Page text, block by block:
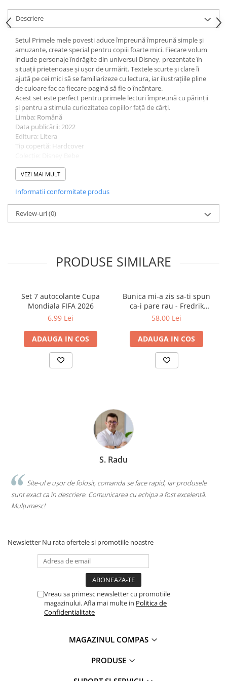
Ghiozdane și rucsacuri
Ghiozdane școlare
Rucsacuri școlare și casual
Ghiozdane pentru grădinită
Trollere pentru copii
Penare
Penare echipate
Penare neechipate
Penare tip etui
Acuarele și pensule școlare
Acuarele școlare și Tempera
Pensule școlare
Pahare și palete pictură
Cărți
Cărți pentru copii
Cărți de colorat
Enciclopedii și atlase pentru copii
Hobby și activități pentru copii
Educație și carte școlară
Metoda Montessori
Culegeri și materiale auxiliare
Caiete de vacanță
Bibliografie școlară
Pregătire Evaluare Națională
Literatură modernă și
contemporană
Thriller și mister
Young adult
Ficțiune erotică
Ficțiune mitologică și istorică
Romane de dragoste
Romane ilustrate
Dezvoltare personală și non-
Biografii și memorii
Descriere
Setul Primele mele povesti aduce împreună împreună simple și
amuzante, create special pentru copiii foarte mici. Fiecare volum
include personaje îndrăgite din universul Disney, prezentate în
situații prietenoase și ușor de urmărit. Textele scurte și clare îi
ajută pe cei mici să se familiarizeze cu lectura, iar ilustrațiile pline
de culoare fac ca fiecare pagină să fie o încântare.
Acest set este perfect pentru primele lecturi împreună cu părinții
și pentru a stimula curiozitatea copiilor față de cărți.
Limba: Română
Data publicării: 2022
Editura: Litera
Tip copertă: Hardcover
Traducători: Oana Neacsu
ISBN: 9786060951162
Vârstă recomandată: 0-2 ani, 2-4 ani
VEZI MAI MULT
Informatii conformitate produs
Review-uri(0)
PRODUSE SIMILARE
Set 7 autocolante Cupa
Mondiala FIFA 2026
6,99 Lei
ADAUGA IN COS
Bunica mi-a zis sa-ti spun
ca-i pare rau - Fredrik
Backman
58,00 Lei
ADAUGA IN COS
S. Radu
Site-ul e ușor de folosit, comanda se face rapid, iar produsele
sunt exact ca în descriere. Comunicarea cu echipa a fost excelentă.
Mulțumesc!
Newsletter Nu rata ofertele si promotiile noastre
Vreau sa primesc newsletter cu promotiile
magazinului. Afla mai multe in Politica de
Confidentialitate
MAGAZINUL COMPAS
PRODUSE